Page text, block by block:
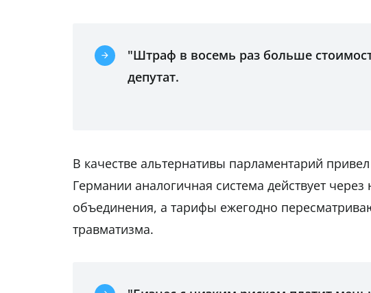
"Штраф в восемь раз больше
депутат.
В качестве альтернативы парламентарий
Германии аналогичная система действует
объединения, а тарифы ежегодно
травматизма.